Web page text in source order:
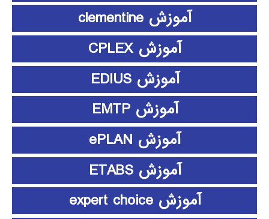
آموزش clementine
آموزش CPLEX
آموزش EDIUS
آموزش EMTP
آموزش ePLAN
آموزش ETABS
آموزش expert choice